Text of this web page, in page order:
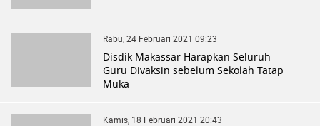
Rabu, 24 Februari 2021 09:23
Disdik Makassar Harapkan Seluruh
Guru Divaksin sebelum Sekolah Tatap
Muka
Kamis, 18 Februari 2021 20:43